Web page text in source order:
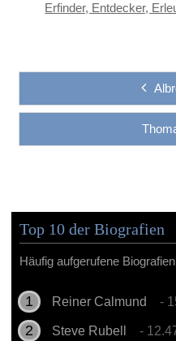
Erfinder, Entdecker,
Top 10 der Biografien
Häufig aufgerufene
Reiner Calmund -
Steve Rubell -